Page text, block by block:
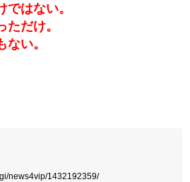
はない。
だけ。
い。
news4vip/1432192359/